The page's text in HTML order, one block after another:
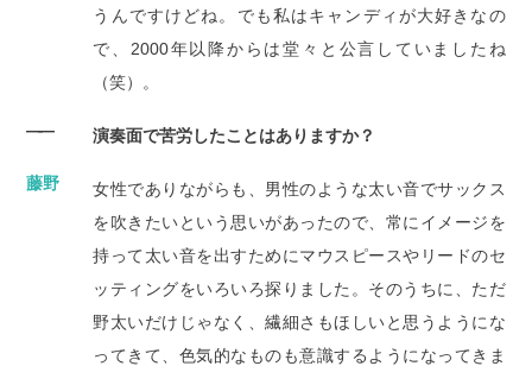
うんですけどね。でも私はキャンディが大好きなの
で、2000年以降からは堂々と公言していましたね
（笑）。
―― 演奏面で苦労したことはありますか？
藤野
女性でありながらも、男性のような太い音でサックス
を吹きたいという思いがあったので、常にイメージを
持って太い音を出すためにマウスピースやリードのセ
ッティングをいろいろ探りました。そのうちに、ただ
野太いだけじゃなく、繊細さもほしいと思うようにな
ってきて、色気的なものも意識するようになってきま